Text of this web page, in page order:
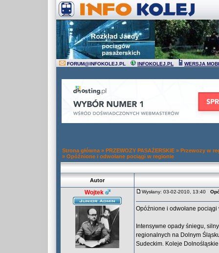
FORUM@INFOKOLEJ.PL INFOKOLEJ.PL WERSJA
Strona główna » PRZEWOZY PASAŻERSKIE » Przewozy w
» Opóźnione i odwołane pociągi w regionie
Autor
Wojtek Wysłany: 03-02-2010, 13:40
Opóźnione i odwołane
Intensywne opady śniegu,
regionalnych na Dolnym
Sudeckim. Koleje Dolnośląskie